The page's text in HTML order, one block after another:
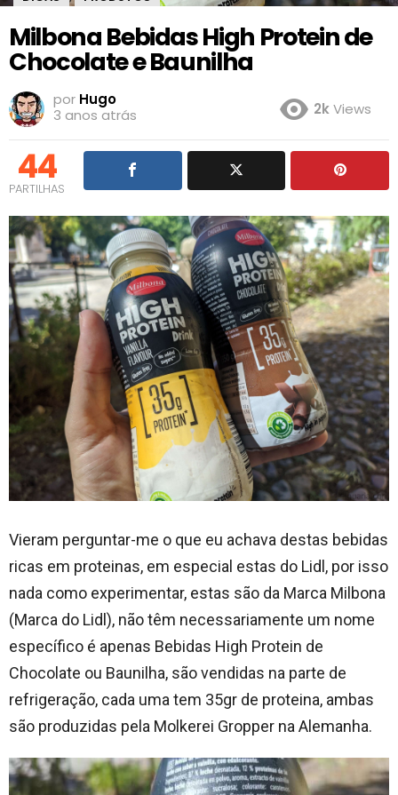
Milbona Bebidas High Protein de
Chocolate e Baunilha
por Hugo
3 anos atrás
2kViews
44
PARTILHAS
Vieram perguntar-me o que eu achava destas bebidas
ricas em proteinas, em especial estas do Lidl, por isso
nada como experimentar, estas são da Marca Milbona
(Marca do Lidl), não têm necessariamente um nome
específico é apenas Bebidas High Protein de
Chocolate ou Baunilha, são vendidas na parte de
refrigeração, cada uma tem 35gr de proteina, ambas
são produzidas pela Molkerei Gropper na Alemanha.